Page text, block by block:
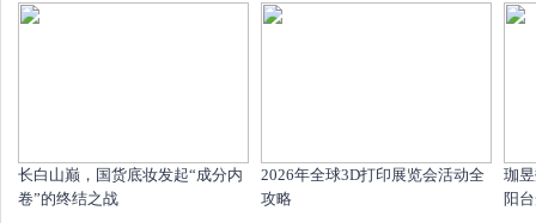
长白山巅，国货底妆发起“成分内
卷”的终结之战
2026年全球3D打印展览会活动全
攻略
珈
阳